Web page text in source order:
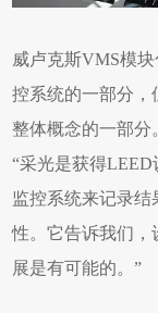
威卢克斯VMS模
控系统的一部分，
整体概念的一部分
“采光是获得
监控系统来记录
性。它告诉我们，
展是有可能的。”